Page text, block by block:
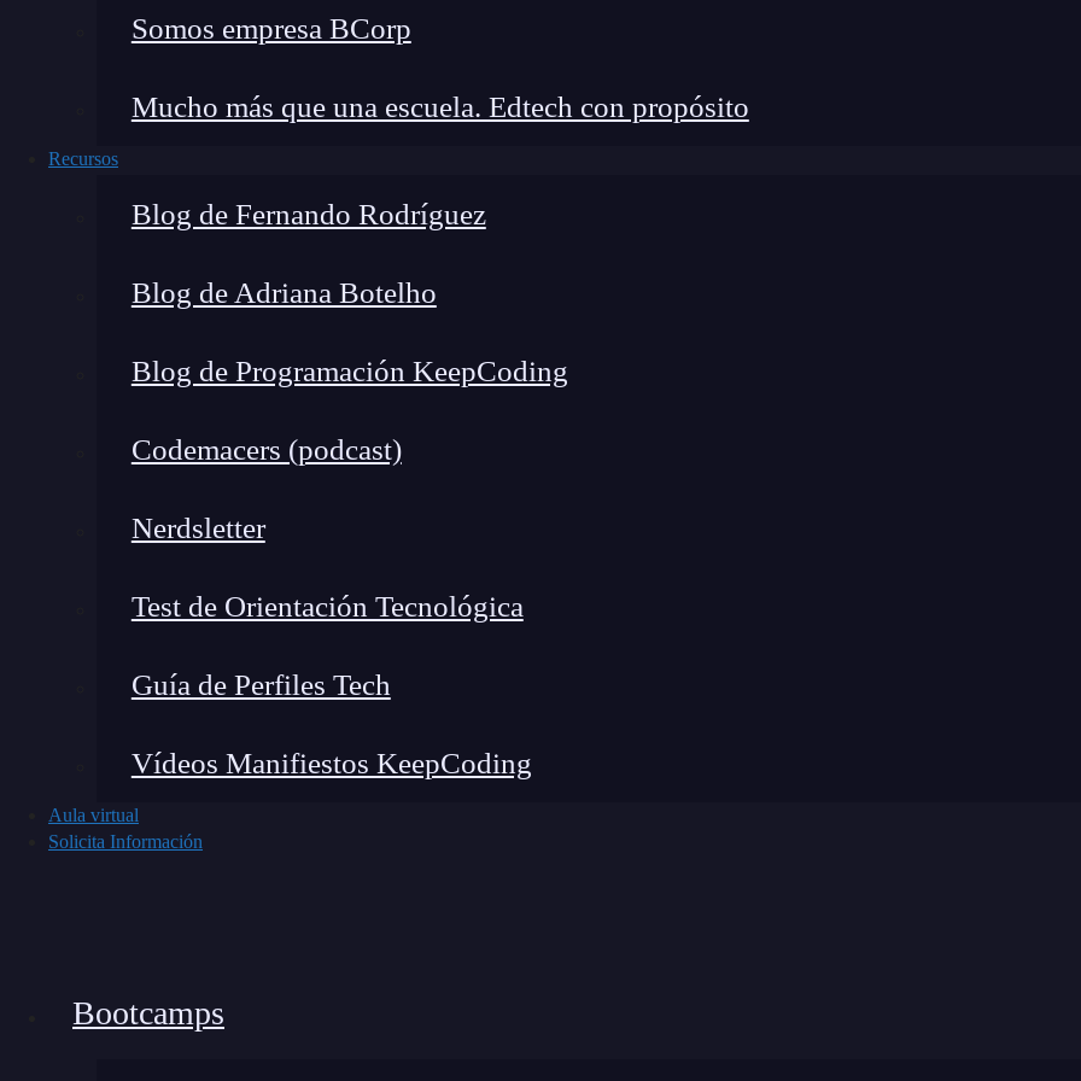
Somos empresa BCorp
Mucho más que una escuela. Edtech con propósito
Recursos
Blog de Fernando Rodríguez
Blog de Adriana Botelho
Blog de Programación KeepCoding
Codemacers (podcast)
Nerdsletter
Test de Orientación Tecnológica
Guía de Perfiles Tech
Vídeos Manifiestos KeepCoding
Aula virtual
Solicita Información
Bootcamps